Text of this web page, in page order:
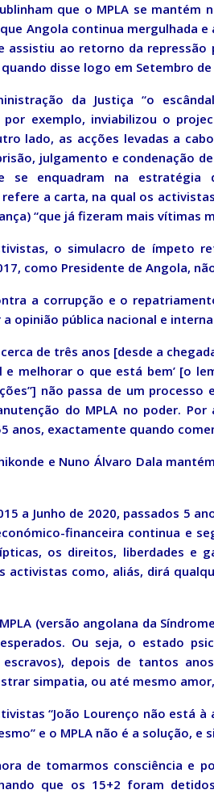
que o MPLA se mantém
Angola continua mergulhada
assistiu ao retorno da
disse logo em Setembro
da Justiça “o
por exemplo, inviabilizou o
lado, as acções levadas a
julgamento e condenação
se enquadram na
refere a carta, na qual os
“que já fizeram mais vítimas
o simulacro de ímpeto
como Presidente de Angola,
a corrupção e o
opinião pública nacional e
de três anos [desde a
melhorar o que está bem’ [o
não passa de um
do MPLA no poder.
anos, exactamente quando
e Nuno Álvaro Dala
a Junho de 2020, passados 5
financeira continua e
os direitos, liberdades e
activistas como, aliás, dirá
(versão angolana da
Ou seja, o estado
escravos), depois de tantos
simpatia, ou até mesmo
“João Lourenço não está
e o MPLA não é a solução,
de tomarmos consciência e
que os 15+2 foram